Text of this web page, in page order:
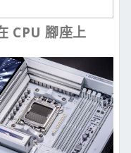
CPU 腳座上